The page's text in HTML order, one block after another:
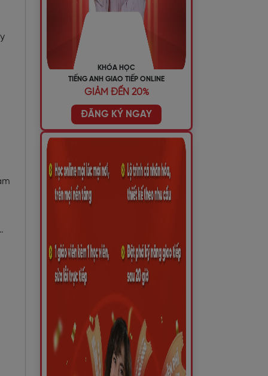
KHÓA HỌC
TIẾNG ANH GIAO TIẾP ONLINE
GIẢM ĐẾN 20%
ĐĂNG KÝ NGAY